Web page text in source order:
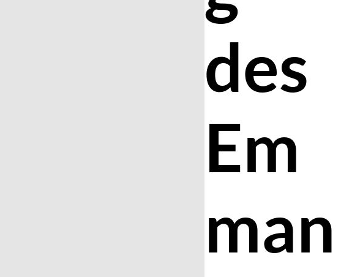
des
Em
man